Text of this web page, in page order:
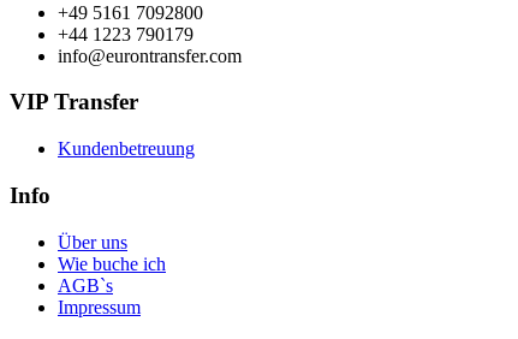
+49 5161 7092800
+44 1223 790179
info@eurontransfer.com
VIP Transfer
Kundenbetreuung
Info
Über uns
Wie buche ich
AGB`s
Impressum